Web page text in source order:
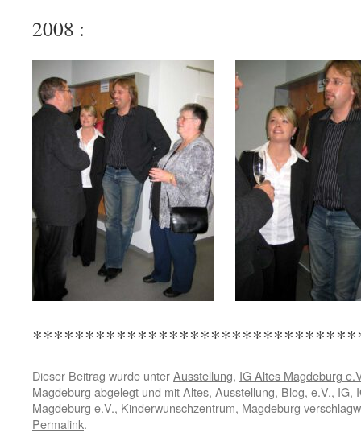
2008 :
Dieser Beitrag wurde unterAusstellung, IG Altes Magdeburg
Magdeburg abgelegt und mitAltes, Ausstellung, Blog, e.V., IG,
Magdeburg e.V., Kinderwunschzentrum, Magdeburg
Permalink.